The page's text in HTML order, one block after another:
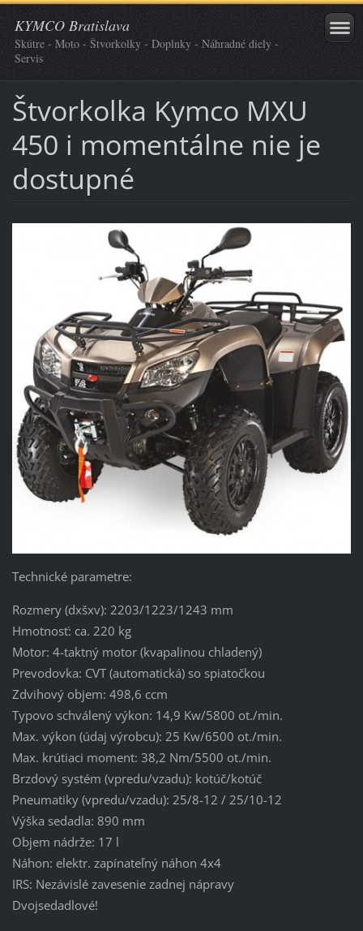
KYMCO Bratislava
Skútre - Moto - Štvorkolky - Doplnky - Náhradné diely -
Servis
Štvorkolka Kymco MXU
450 i momentálne nie je
dostupné
Technické parametre:
Rozmery (dxšxv): 2203/1223/1243 mm
Hmotnosť: ca. 220 kg
Motor: 4-taktný motor (kvapalinou chladený)
Prevodovka: CVT (automatická) so spiatočkou
Zdvihový objem: 498,6 ccm
Typovo schválený výkon: 14,9 Kw/5800 ot./min.
Max. výkon (údaj výrobcu): 25 Kw/6500 ot./min.
Max. krútiaci moment: 38,2 Nm/5500 ot./min.
Brzdový systém (vpredu/vzadu): kotúč/kotúč
Pneumatiky (vpredu/vzadu): 25/8-12 / 25/10-12
Výška sedadla: 890 mm
Objem nádrže: 17 l
Náhon: elektr. zapínateľný náhon 4x4
IRS: Nezávislé zavesenie zadnej nápravy
Dvojsedadlové!